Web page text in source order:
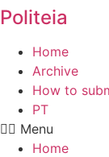
Politeia
Home
Archive
How to
PT
Menu
Home